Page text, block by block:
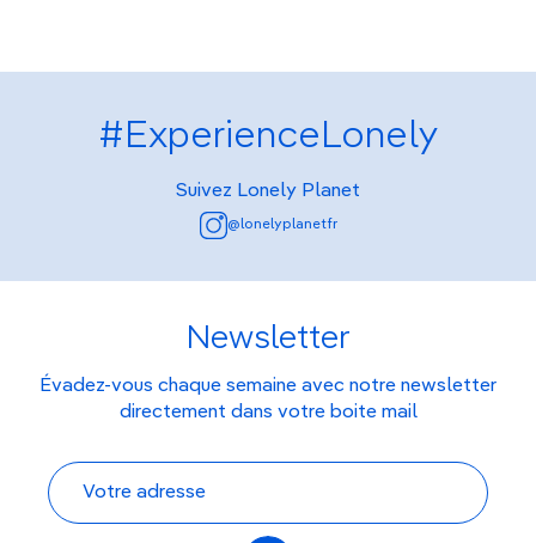
#ExperienceLonely
Suivez Lonely Planet
@lonelyplanetfr
Newsletter
Évadez-vous chaque semaine avec notre newsletter
directement dans votre boite mail